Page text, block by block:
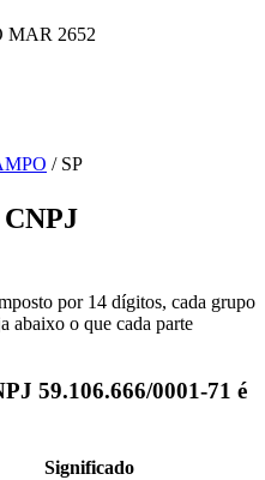
2652
/ SP
por 14 dígitos, cada grupo
abaixo o que cada parte
59.106.666/0001-71 é
Significado